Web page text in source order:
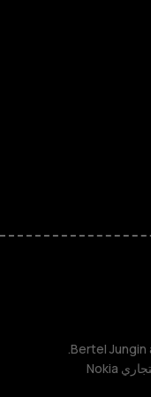
TM و © 2026 HMD Global. جميع الحقوق محفوظة. Bertel Jungin aukio 9, 02600 Espoo, Finland.
مُعرِّف الشركة: 2724044-2. شركة HMD Global Oy حاصلة على ترخيص من الاسم التجاري Nokia